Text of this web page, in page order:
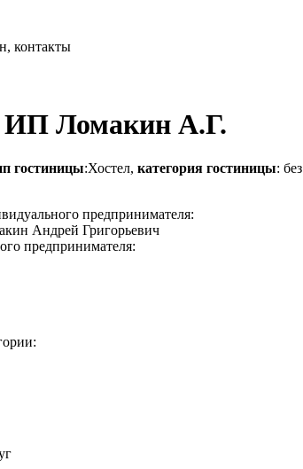
контакты
ИП Ломакин А.Г.
гостиницы:Хостел, категория гостиницы:
предпринимателя:
Андрей Григорьевич
предпринимателя: